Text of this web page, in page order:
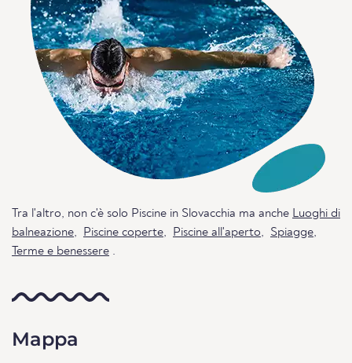
Tra l'altro, non c'è solo Piscine in Slovacchia ma anche Luoghi di
balneazione, Piscine coperte, Piscine all'aperto, Spiagge,
Terme e benessere .
Mappa